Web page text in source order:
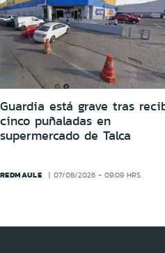
Guardia está grave tras
cinco puñaladas en
supermercado de Talca
REDMAULE 07/08/2026 - 09:09 HRS